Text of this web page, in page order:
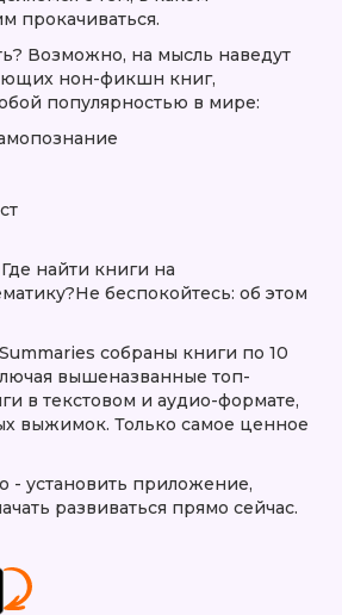
прокачиваться.
Возможно, на мысль наведут
нон-фикшн книг,
популярностью в мире:
найти книги на
беспокойтесь: об этом
собраны книги по 10
вышеназванные топ-
в текстовом и аудио-формате,
выжимок. Только самое ценное
- установить приложение,
развиваться прямо сейчас.